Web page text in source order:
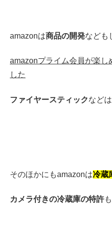
amazonは商品の開発なども
amazonプライム会員が楽し
した
ファイヤースティックなど
そのほかにもamazonは冷蔵
カメラ付きの冷蔵庫の特許